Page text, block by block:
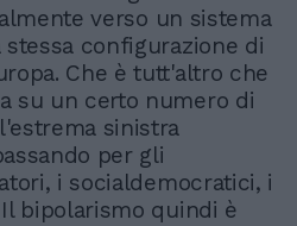
verso un sistema
configurazione di
Che è tutt'altro che
su un certo numero di
sinistra
per gli
i socialdemocratici, i
bipolarismo quindi è